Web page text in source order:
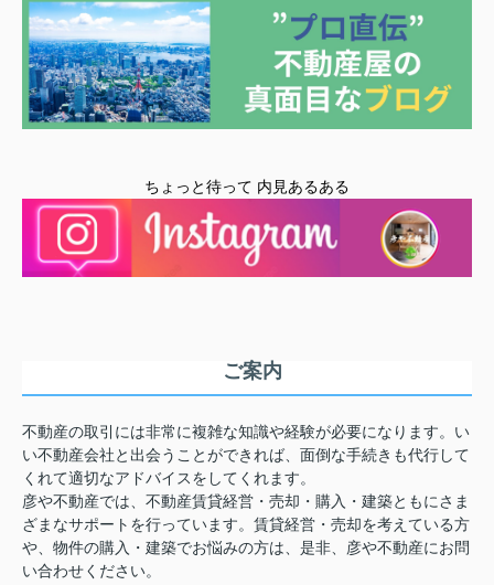
ちょっと待って 内見あるある
ご案内
不動産の取引には非常に複雑な知識や経験が必要になります。い
い不動産会社と出会うことができれば、面倒な手続きも代行して
くれて適切なアドバイスをしてくれます。
彦や不動産では、不動産賃貸経営・売却・購入・建築ともにさま
ざまなサポートを行っています。賃貸経営・売却を考えている方
や、物件の購入・建築でお悩みの方は、是非、彦や不動産にお問
い合わせください。